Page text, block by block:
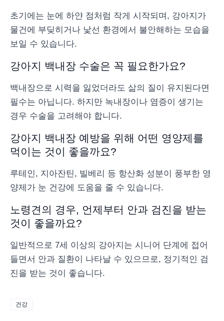
초기에는 눈에 하얀 점처럼 작게 시작되며, 강아지가
물건에 부딪히거나 낯선 환경에서 불안해하는 모습을
보일 수 있습니다.
강아지 백내장 수술은 꼭 필요한가요?
백내장으로 시력을 잃었더라도 삶의 질이 유지된다면
필수는 아닙니다. 하지만 녹내장이나 염증이 생기는
경우 수술을 고려해야 합니다.
강아지 백내장 예방을 위해 어떤 영양제를
먹이는 것이 좋을까요?
루테인, 지아잔틴, 빌베리 등 항산화 성분이 풍부한 영
양제가 눈 건강에 도움을 줄 수 있습니다.
노령견의 경우, 언제부터 안과 검진을 받는
것이 좋을까요?
일반적으로 7세 이상의 강아지는 시니어 단계에 접어
들면서 안과 질환이 나타날 수 있으므로, 정기적인 검
진을 받는 것이 좋습니다.
건강